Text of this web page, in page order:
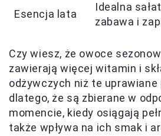
Esencja lata
Idealna
zabawa i
Czy wiesz, że owoce
zawierają więcej witamin i
odżywczych niż te uprawiane
dlatego, że są zbierane w
momencie, kiedy osiągają
także wpływa na ich smak i